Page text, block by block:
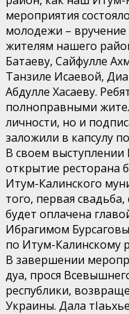
мероприятия
молодежи –
жителям нашего
Батаеву, Сайфулле
Танзиле Исаевой,
Абдулле Хасаеву.
полноправными
личности, но и
заложили в капсулу
В своем выступлении
открытие ресторана
Итум-Калинского
того, первая
будет оплачена
Ибрагимом
по Итум-Калинскому
В завершении
дуа, прося
республики,
Украины. Дала